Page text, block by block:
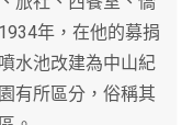
年，在他的募捐
水池改建為中山紀
有所區分，俗稱其